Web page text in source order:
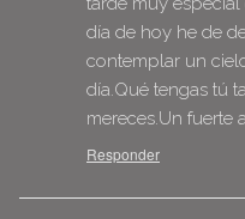
día de hoy he de
contemplar un
día.Qué tengas tú
mereces.Un fuerte
Responder